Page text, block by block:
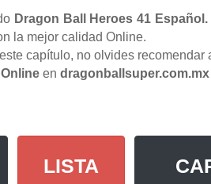
Dragon Ball Heroes 41 Español.
la mejor calidad Online.
capítulo, no olvides recomendar
en dragonballsuper.com.mx
LISTA